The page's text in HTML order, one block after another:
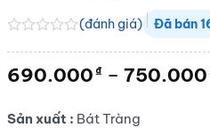
hạng
sao
(đánh giá) Đã bán
690.000 ₫ – 750.000
Sản xuất : Bát Tràng